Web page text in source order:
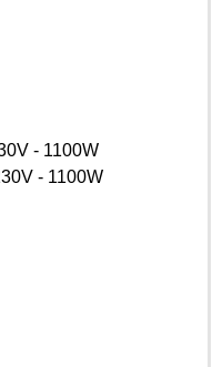
- 1100W
- 1100W